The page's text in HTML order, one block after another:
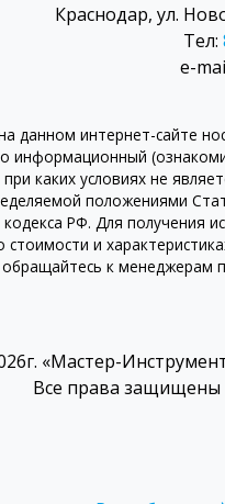
Краснодар, ул.
Тел:
e-
данном интернет-сайте
информационный
каких условиях не
положениями
кодекса РФ. Для получения
и
к менеджерам
«Мастер-
Все права защищены